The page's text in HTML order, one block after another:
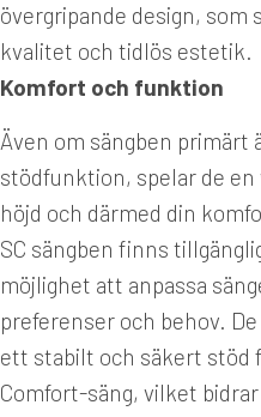
övergripande design, som
kvalitet och tidlös estetik.
Komfort och funktion
Även om sängben primärt
stödfunktion, spelar de
höjd och därmed din
SC sängben finns
möjlighet att anpassa
preferenser och behov.
ett stabilt och säkert stöd
Comfort-säng, vilket